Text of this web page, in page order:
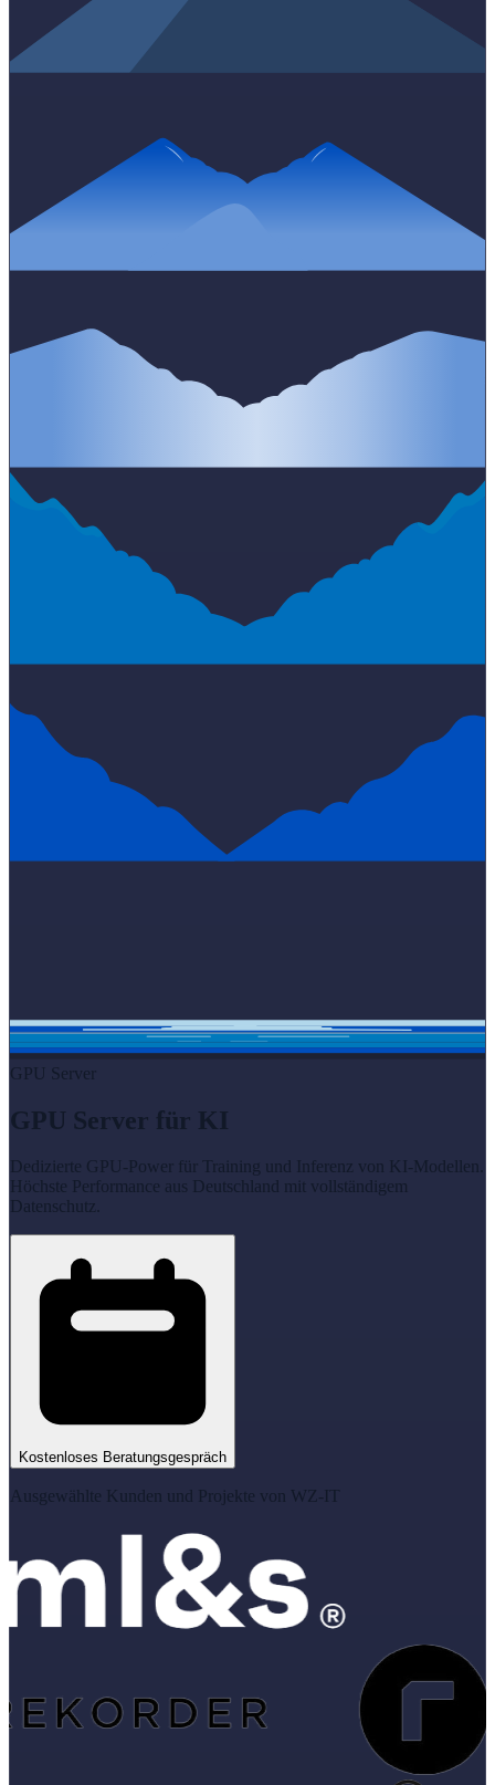
GPU Server
GPU Server für KI
Dedizierte GPU-Power für Training und Inferenz von KI-Modellen.
Höchste Performance aus Deutschland mit vollständigem
Datenschutz.
Kostenloses Beratungsgespräch
Ausgewählte Kunden und Projekte von WZ-IT